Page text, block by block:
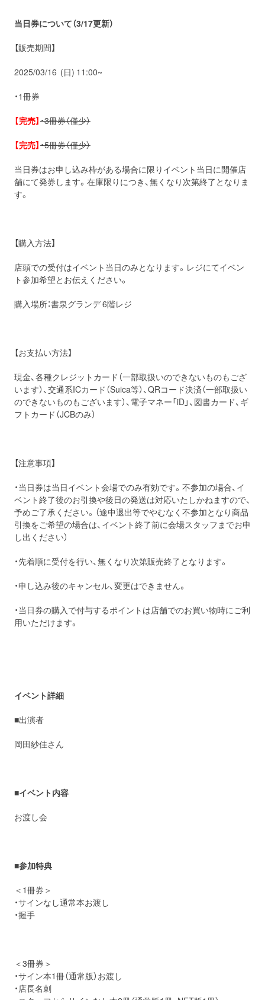
当日券について（3/17更新）
【販売期間】
2025/03/16 (日) 11:00~
・1冊券
【完売】・3冊券（僅少）
【完売】・5冊券（僅少）
当日券はお申し込み枠がある場合に限りイベント当日に開催店
舗にて発券します。在庫限りにつき、無くなり次第終了となりま
す。
【購入方法】
店頭での受付はイベント当日のみとなります。レジにてイベン
ト参加希望とお伝えください。
購入場所：書泉グランデ 6階レジ
【お支払い方法】
現金、各種クレジットカード（一部取扱いのできないものもござ
います）、交通系ICカード（Suica等）、QRコード決済（一部取扱い
のできないものもございます）、電子マネー「iD」、図書カード、ギ
フトカード（JCBのみ）
【注意事項】
・当日券は当日イベント会場でのみ有効です。不参加の場合、イ
ベント終了後のお引換や後日の発送は対応いたしかねますので、
予めご了承ください。（途中退出等でやむなく不参加となり商品
引換をご希望の場合は、イベント終了前に会場スタッフまでお申
し出ください）
・先着順に受付を行い、無くなり次第販売終了となります。
・申し込み後のキャンセル、変更はできません。
・当日券の購入で付与するポイントは店舗でのお買い物時にご利
用いただけます。
イベント詳細
■出演者
岡田紗佳さん
■イベント内容
お渡し会
■参加特典
＜1冊券＞
・サインなし通常本お渡し
・握手
＜3冊券＞
・サイン本1冊（通常版）お渡し
・店長名刺